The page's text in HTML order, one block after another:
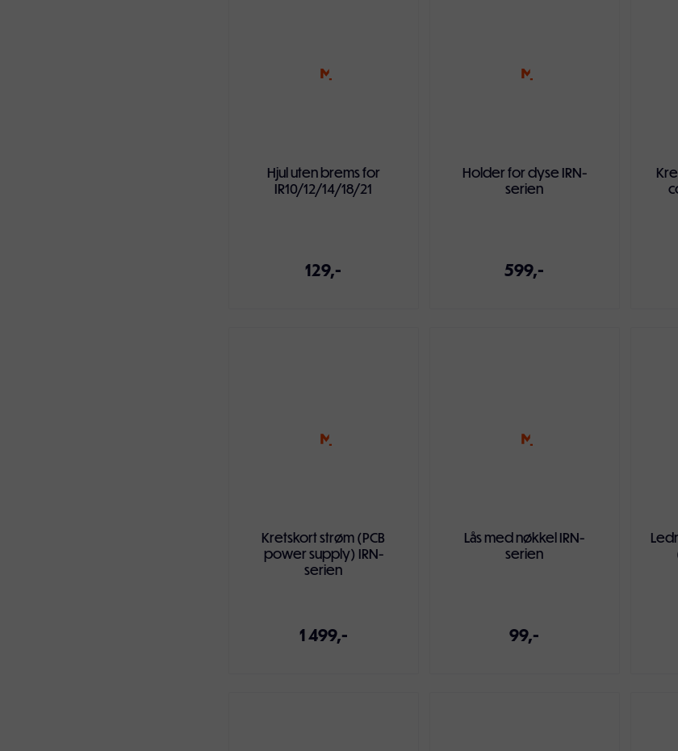
Hjul uten brems for
IR10/12/14/18/21
129,-
Holder for dyse IRN-
serien
599,-
Kretskort strøm (PCB
power supply) IRN-
serien
1 499,-
Lås med nøkkel IRN-
serien
99,-